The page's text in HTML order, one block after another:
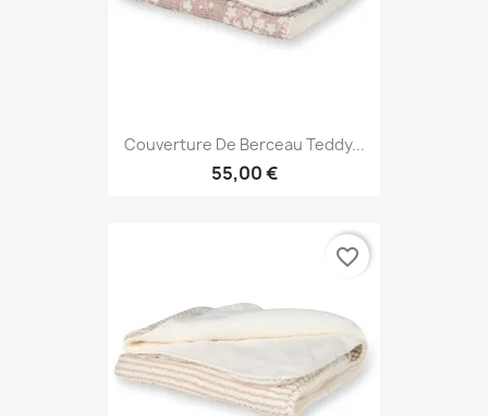
Couverture De Berceau Teddy...
55,00 €
favorite_border